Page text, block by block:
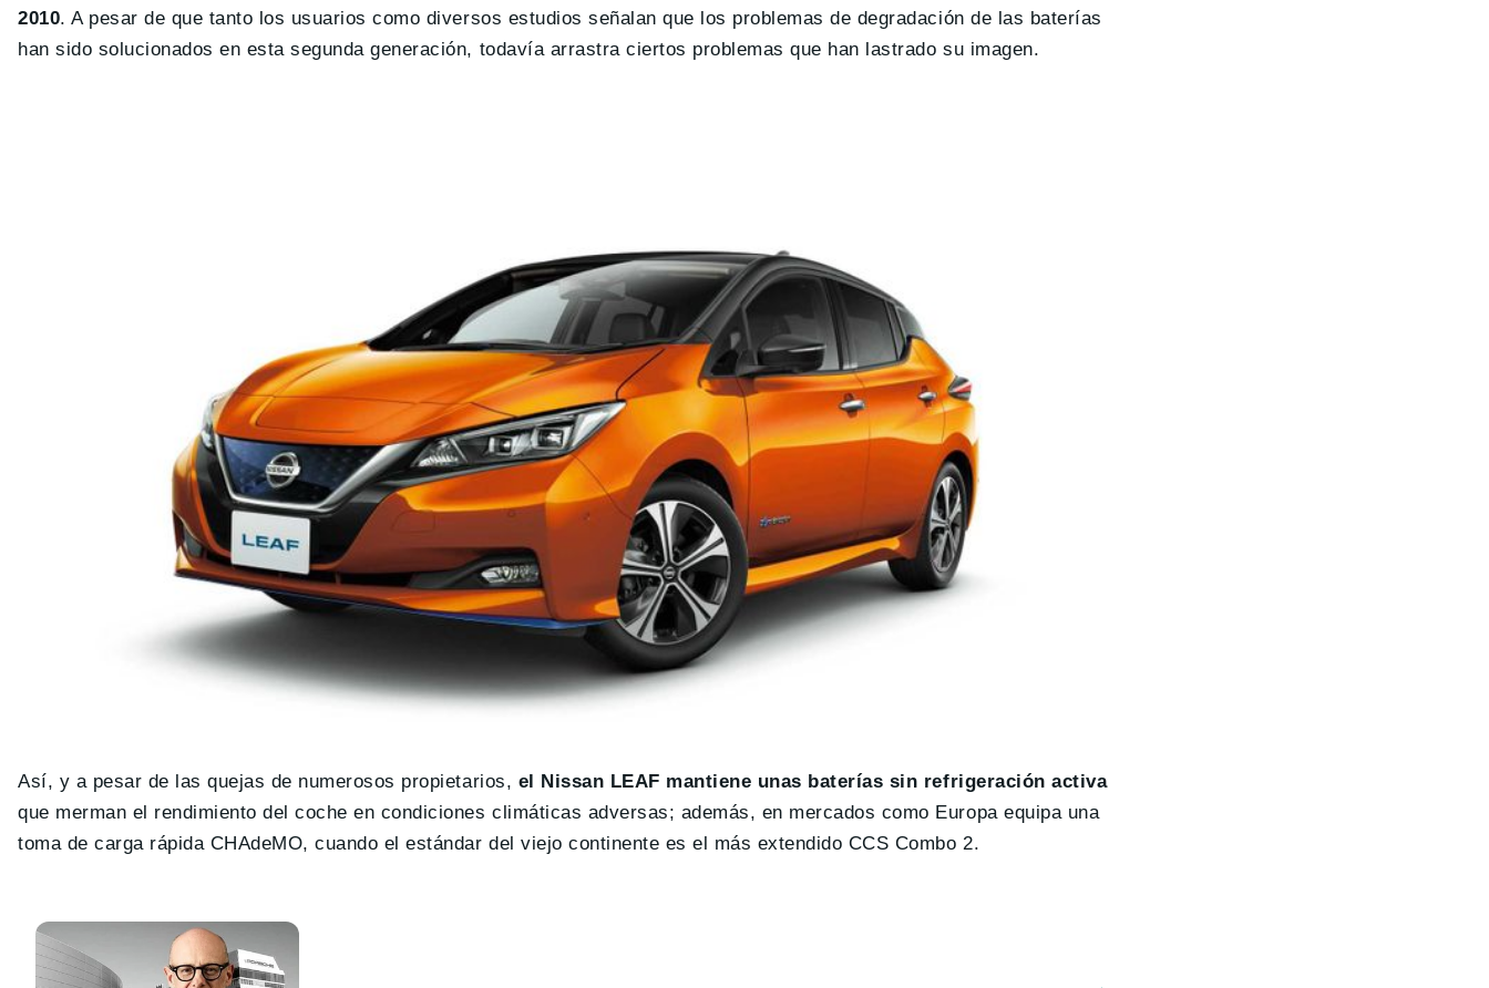
2010. A pesar de que tanto los usuarios como diversos estudios señalan que los problemas de degradación de las baterías
han sido solucionados en esta segunda generación, todavía arrastra ciertos problemas que han lastrado su imagen.
Así, y a pesar de las quejas de numerosos propietarios, el Nissan LEAF mantiene unas baterías sin refrigeración activa
que merman el rendimiento del coche en condiciones climáticas adversas; además, en mercados como Europa equipa una
toma de carga rápida CHAdeMO, cuando el estándar del viejo continente es el más extendido CCS Combo 2.